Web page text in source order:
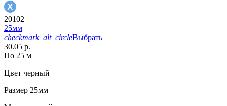
20102
25мм
checkmark_alt_circleВыбрать
30.05 р.
По 25 м
Цвет черный
Размер 25мм